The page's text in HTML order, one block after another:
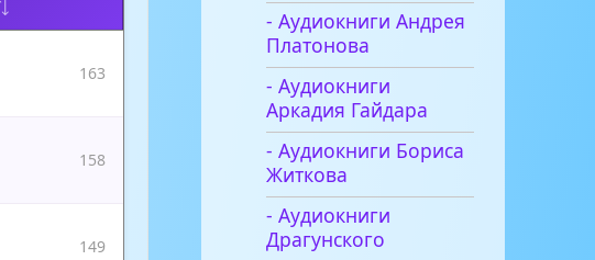
163
158
149
- Аудиокниги Андрея
Платонова
- Аудиокниги
Аркадия Гайдара
- Аудиокниги Бориса
Житкова
- Аудиокниги
Драгунского